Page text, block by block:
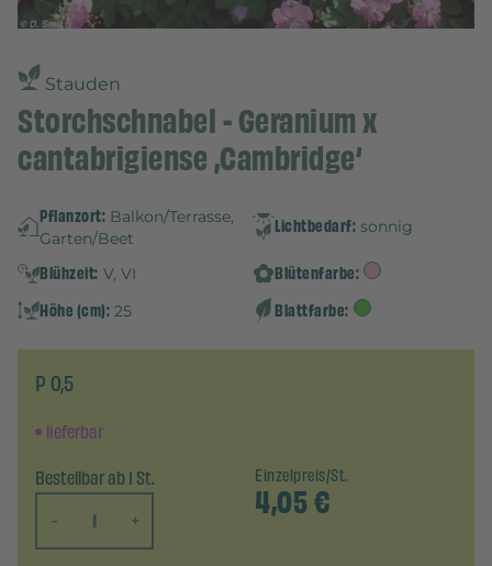
Stauden
Storchschnabel - Geranium x
cantabrigiense ‚Cambridge‘
Pflanzort: Balkon/Terrasse,
Garten/Beet
Lichtbedarf: sonnig
Blühzeit: V, VI
Blütenfarbe:
Höhe (cm): 25 Blattfarbe:
P 0,5
lieferbar
Bestellbar ab 1 St.
-
+
Einzelpreis/St.
4,05€